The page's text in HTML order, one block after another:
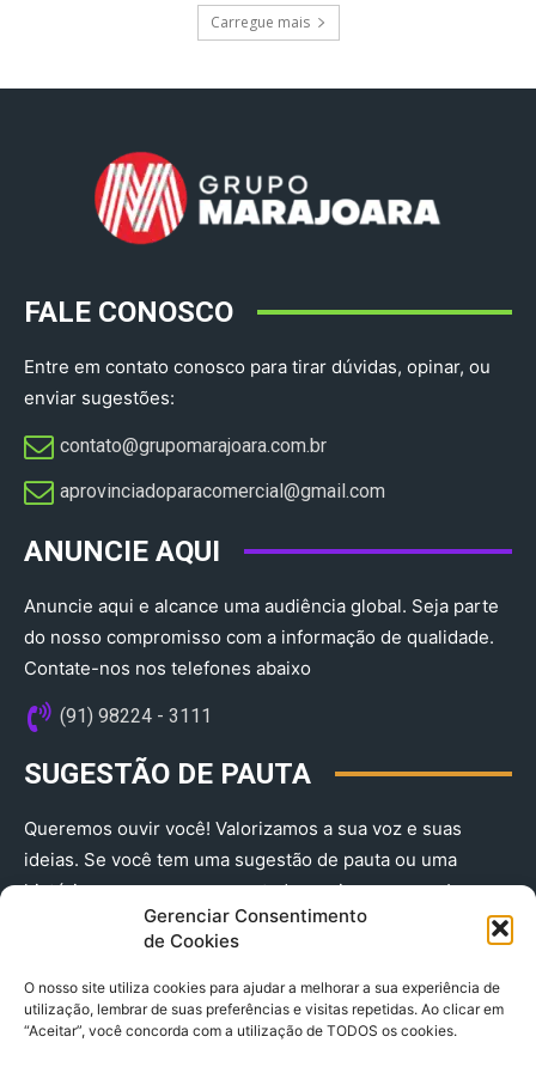
Gerenciar Consentimento
de Cookies
O nosso site utiliza cookies para ajudar a melhorar a sua experiência de
utilização, lembrar de suas preferências e visitas repetidas. Ao clicar em
“Aceitar”, você concorda com a utilização de TODOS os cookies.
Carregue mais
FALE CONOSCO
Entre em contato conosco para tirar dúvidas, opinar, ou
enviar sugestões:
contato@grupomarajoara.com.br
aprovinciadoparacomercial@gmail.com​
ANUNCIE AQUI
Anuncie aqui e alcance uma audiência global. Seja parte
do nosso compromisso com a informação de qualidade.
Contate-nos nos telefones abaixo
(91) 98224 - 3111
SUGESTÃO DE PAUTA
Queremos ouvir você! Valorizamos a sua voz e suas
ideias. Se você tem uma sugestão de pauta ou uma
história que merece ser contada, envie-nos agora!
(91) 98224 - 3111